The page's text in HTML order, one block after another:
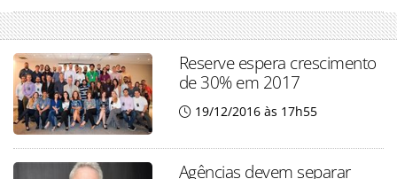
Reserve espera crescimento
de 30% em 2017
19/12/2016 às 17h55
Agências devem separar